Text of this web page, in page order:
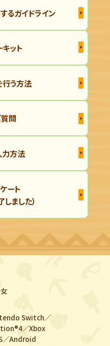
るガイドライン
ット
行う方法
質問
力方法
ート
ました）
Switch／
／Xbox
／Android